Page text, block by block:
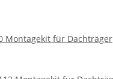
Montagekit für Dachträger